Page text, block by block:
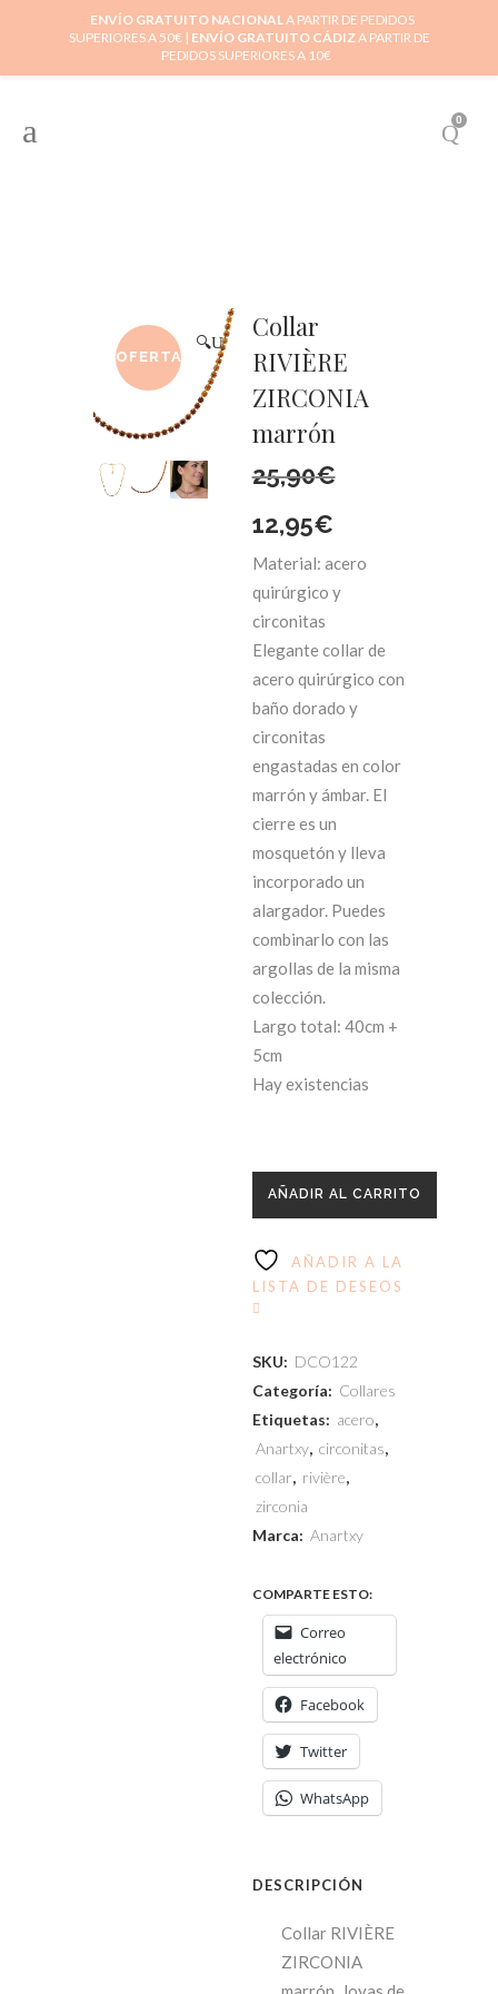
0
OFERTA
🔍
Collar
RIVIÈRE
ZIRCONIA
marrón
25,90€
El
precio
original
era:
25,90€.
12,95€El
precio
es:
12,95€.
Material: acero
quirúrgico y
circonitas
Elegante collar de
acero quirúrgico con
baño dorado y
circonitas
engastadas en color
marrón y ámbar. El
cierre es un
mosquetón y lleva
incorporado un
alargador. Puedes
combinarlo con las
argollas de la misma
colección.
Largo total: 40cm +
5cm
Hay existencias
AÑADIR AL CARRITO
AÑADIR A LA
LISTA DE DESEOS
SKU: DCO122
Categoría: Collares
Etiquetas: acero,
Anartxy, circonitas,
collar, rivière,
zirconia
Marca: Anartxy
COMPARTE ESTO:
Correo
electrónico
Facebook
Twitter
WhatsApp
DESCRIPCIÓN
Collar RIVIÈRE
ZIRCONIA
ENVÍO GRATUITO NACIONALA PARTIR DE PEDIDOS
SUPERIORES A 50€ | ENVÍO GRATUITO CÁDIZA PARTIR DE
PEDIDOS SUPERIORES A 10€